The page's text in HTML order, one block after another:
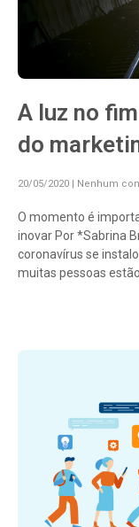
A luz no
do
20/05/2020 Nenhum
O momento é
inovar Por *Sabrina
coronavírus se
muitas pessoas